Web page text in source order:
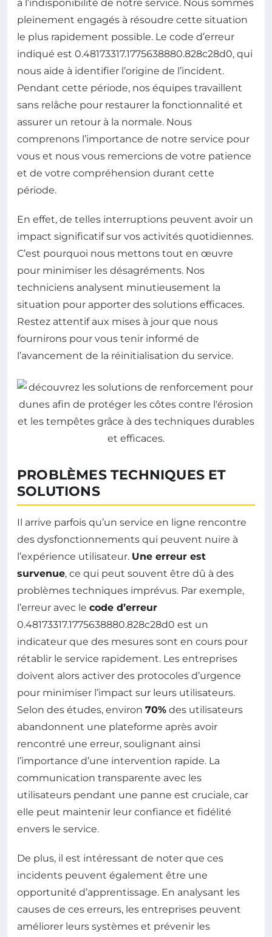
à l’indisponibilité de notre service. Nous sommes
pleinement engagés à résoudre cette situation
le plus rapidement possible. Le code d’erreur
indiqué est 0.48173317.1775638880.828c28d0, qui
nous aide à identifier l’origine de l’incident.
Pendant cette période, nos équipes travaillent
sans relâche pour restaurer la fonctionnalité et
assurer un retour à la normale. Nous
comprenons l’importance de notre service pour
vous et nous vous remercions de votre patience
et de votre compréhension durant cette
période.
En effet, de telles interruptions peuvent avoir un
impact significatif sur vos activités quotidiennes.
C’est pourquoi nous mettons tout en œuvre
pour minimiser les désagréments. Nos
techniciens analysent minutieusement la
situation pour apporter des solutions efficaces.
Restez attentif aux mises à jour que nous
fournirons pour vous tenir informé de
l’avancement de la réinitialisation du service.
PROBLÈMES TECHNIQUES ET
SOLUTIONS
Il arrive parfois qu’un service en ligne rencontre
des dysfonctionnements qui peuvent nuire à
l’expérience utilisateur. Une erreur est
survenue, ce qui peut souvent être dû à des
problèmes techniques imprévus. Par exemple,
l’erreur avec le code d’erreur
0.48173317.1775638880.828c28d0 est un
indicateur que des mesures sont en cours pour
rétablir le service rapidement. Les entreprises
doivent alors activer des protocoles d’urgence
pour minimiser l’impact sur leurs utilisateurs.
Selon des études, environ 70% des utilisateurs
abandonnent une plateforme après avoir
rencontré une erreur, soulignant ainsi
l’importance d’une intervention rapide. La
communication transparente avec les
utilisateurs pendant une panne est cruciale, car
elle peut maintenir leur confiance et fidélité
envers le service.
De plus, il est intéressant de noter que ces
incidents peuvent également être une
opportunité d’apprentissage. En analysant les
causes de ces erreurs, les entreprises peuvent
améliorer leurs systèmes et prévenir les